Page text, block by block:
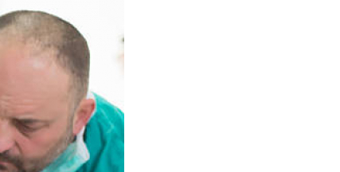
Tratamento para Animais de Estimação
Tratamento para Gatos